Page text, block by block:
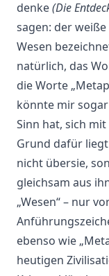
denke(Die
sagen: der
Wesen
natürlich, das
die Worte
könnte mir
Sinn hat, sich
Grund dafür
nicht übersie,
gleichsam aus
„Wesen“ – nur
ebenso wie
heutigen